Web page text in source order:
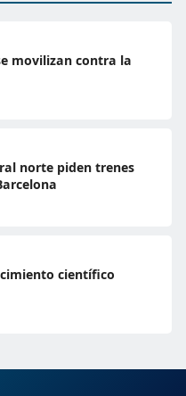
movilizan contra la
norte piden trenes
científico